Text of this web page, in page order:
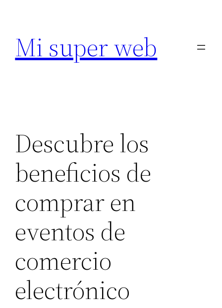
contenido
Mi super web
Descubre los
beneficios de
comprar en
eventos de
comercio
electrónico